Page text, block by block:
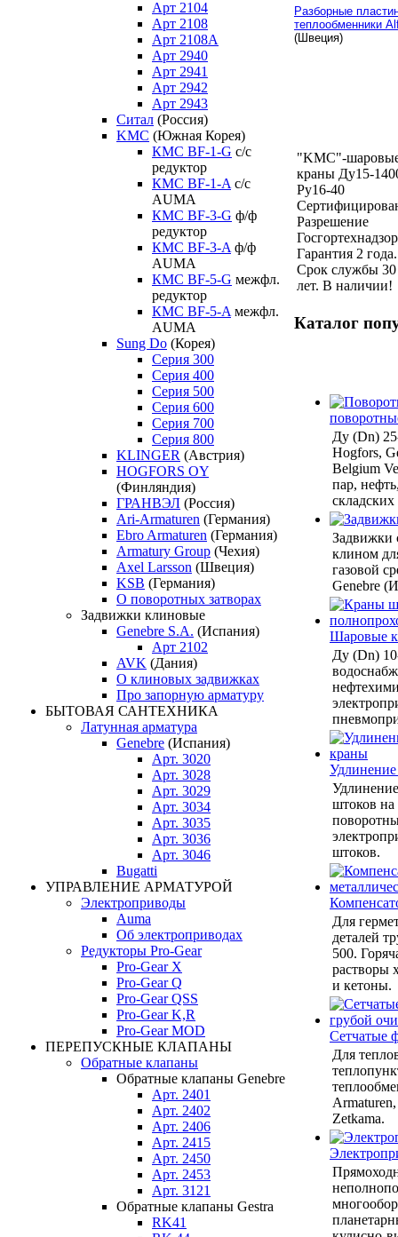
Арт 2104
Арт 2108
Арт 2108A
Арт 2940
Арт 2941
Арт 2942
Арт 2943
Ситал (Россия)
KMC (Южная Корея)
КМС BF-1-G с/с
редуктор
КМС BF-1-A с/с
AUMA
КМС BF-3-G ф/ф
редуктор
КМС BF-3-A ф/ф
AUMA
КМС BF-5-G межфл.
редуктор
КМС BF-5-A межфл.
AUMA
Sung Do (Корея)
Серия 300
Серия 400
Серия 500
Серия 600
Серия 700
Серия 800
KLINGER (Австрия)
HOGFORS OY
(Финляндия)
ГРАНВЭЛ (Россия)
Ari-Armaturen (Германия)
Ebro Armaturen (Германия)
Armatury Group (Чехия)
Axel Larsson (Швеция)
KSB (Германия)
О поворотных затворах
Задвижки клиновые
Genebre S.A. (Испания)
Арт 2102
AVK (Дания)
О клиновых задвижках
Про запорную арматуру
БЫТОВАЯ САНТЕХНИКА
Латунная арматура
Genebre (Испания)
Арт. 3020
Арт. 3028
Арт. 3029
Арт. 3034
Арт. 3035
Арт. 3036
Арт. 3046
Bugatti
УПРАВЛЕНИЕ АРМАТУРОЙ
Электроприводы
Auma
Об электроприводах
Редукторы Pro-Gear
Pro-Gear X
Pro-Gear Q
Pro-Gear QSS
Pro-Gear K,R
Pro-Gear MOD
ПЕРЕПУСКНЫЕ КЛАПАНЫ
Обратные клапаны
Обратные клапаны Genebre
Арт. 2401
Арт. 2402
Арт. 2406
Арт. 2415
Арт. 2450
Арт. 2453
Арт. 3121
Обратные клапаны Gestra
RK41
Разборные
теплообменники
(Швеция)
"KMC"-
краны Ду15-
Ру16-40
Разрешение
Гарантия 2 года.
Срок службы 30
лет. В наличии!
Каталог
Ду (Dn)
Hogfors,
Belgium
пар,
Задвижки
клином
газовой
Genebre
Шаровые
Ду (Dn)
штоков
штоков.
Для
деталей
500.
растворы
и кетоны.
Сетчатые
Для
Zetkama.